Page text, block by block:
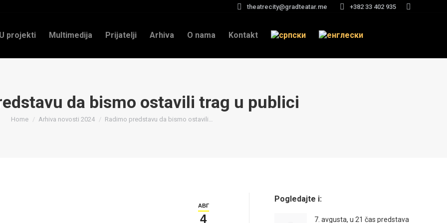
theatrecity@gradteatar.me +382 33 402 935 Search:
projekti Multimedija Prijatelji Arhiva O nama Kontakt
da bismo ostavili trag u publici
You are here:
Home Arhiva novosti 2024 Radimo predstavu da bismo ostavili…
АВГ
4
Pogledajte i:
7. avgusta, u 21 čas predstava